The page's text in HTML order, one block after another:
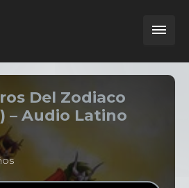
Del Zodiaco
– Audio Latino